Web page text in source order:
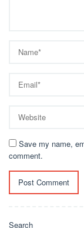
Save my name,
comment.
Search